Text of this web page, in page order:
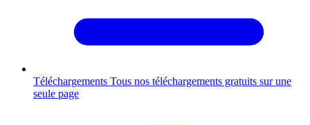
Téléchargements Tous nos téléchargements gratuits sur une
seule page